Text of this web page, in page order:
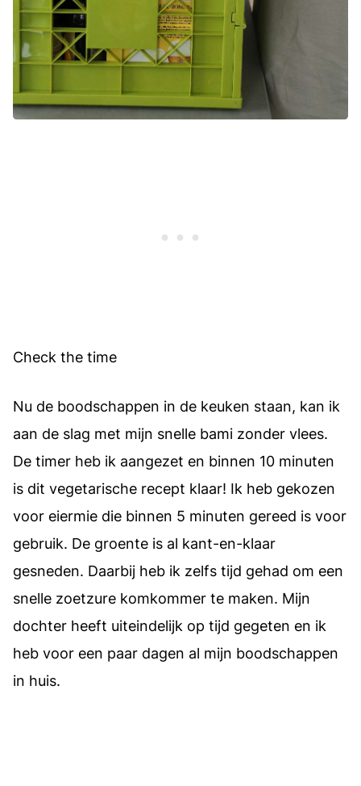
Check the time
Nu de boodschappen in de keuken staan, kan ik
aan de slag met mijn snelle bami zonder vlees.
De timer heb ik aangezet en binnen 10 minuten
is dit vegetarische recept klaar! Ik heb gekozen
voor eiermie die binnen 5 minuten gereed is voor
gebruik. De groente is al kant-en-klaar
gesneden. Daarbij heb ik zelfs tijd gehad om een
snelle zoetzure komkommer te maken. Mijn
dochter heeft uiteindelijk op tijd gegeten en ik
heb voor een paar dagen al mijn boodschappen
in huis.